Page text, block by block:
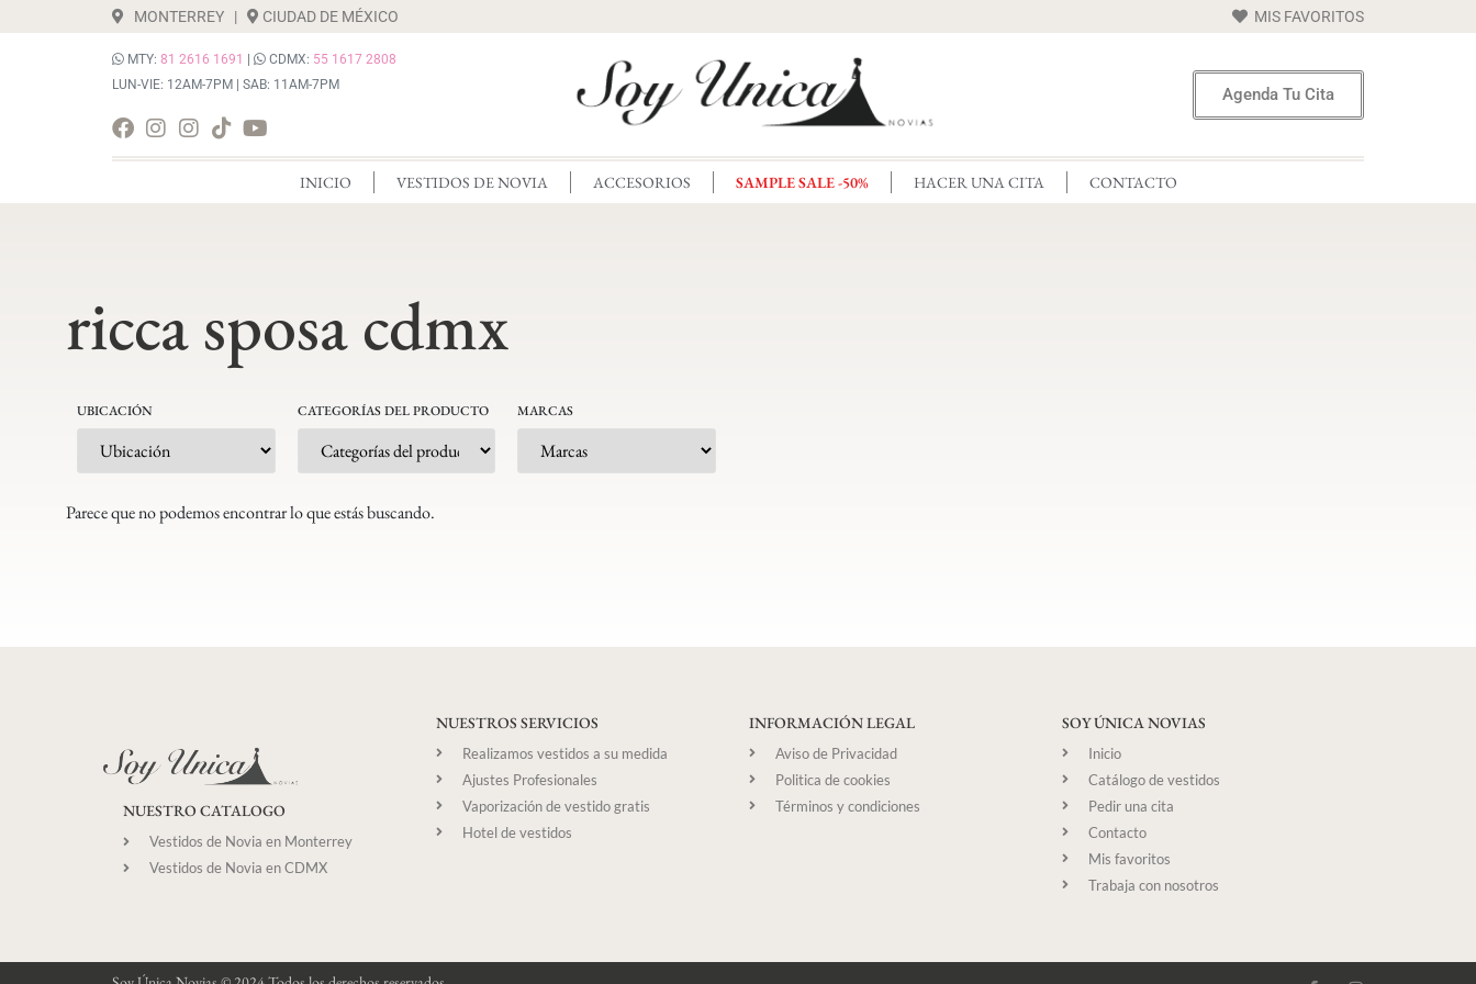
MONTERREY | CIUDAD DE MÉXICO MIS FAVORITOS
MTY: 81 2616 1691 CDMX: 55 1617 2808
LUN-VIE: 12AM-7PM | SAB: 11AM-7PM
Agenda Tu Cita
INICIO VESTIDOS DE NOVIA ACCESORIOS SAMPLE SALE -50% HACER UNA CITA CONTACTO
ricca sposa cdmx
UBICACIÓN CATEGORÍAS DEL PRODUCTO MARCAS
Parece que no podemos encontrar lo que estás buscando.
NUESTRO CATALOGO
Vestidos de Novia en Monterrey
Vestidos de Novia en CDMX
NUESTROS SERVICIOS
Realizamos vestidos a su medida
Ajustes Profesionales
Vaporización de vestido gratis
Hotel de vestidos
INFORMACIÓN LEGAL
Aviso de Privacidad
Politica de cookies
Términos y condiciones
SOY ÚNICA NOVIAS
Inicio
Catálogo de vestidos
Pedir una cita
Contacto
Mis favoritos
Trabaja con nosotros